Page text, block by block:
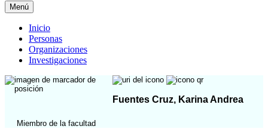
Menú
Inicio
Personas
Organizaciones
Investigaciones
Fuentes Cruz, Karina Andrea
Miembro de la facultad